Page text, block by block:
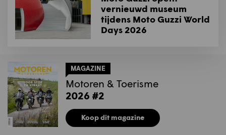
vernieuwd museum
tijdens Moto Guzzi World
Days 2026
MAGAZINE
Motoren & Toerisme
2026 #2
Koop dit magazine